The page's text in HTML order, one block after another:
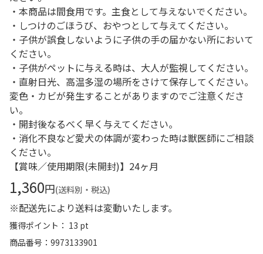
・本商品は間食用です。主食として与えないでください。
・しつけのごほうび、おやつとして与えてください。
・子供が誤食しないように子供の手の届かない所において
ください。
・子供がペットに与える時は、大人が監視してください。
・直射日光、高温多湿の場所をさけて保存してください。
変色・カビが発生することがありますのでご注意くださ
い。
・開封後なるべく早く与えてください。
・消化不良など愛犬の体調が変わった時は獣医師にご相談
ください。
【賞味／使用期限(未開封)】24ヶ月
1,360円(送料別・税込)
※配送先により送料は変動いたします。
獲得ポイント： 13 pt
商品番号
9973133901